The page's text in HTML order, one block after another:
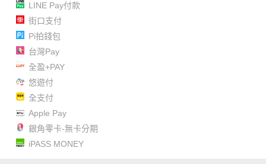
LINE Pay付款
街口支付
Pi拍錢包
台灣Pay
全盈+PAY
悠遊付
全支付
Apple Pay
銀角零卡-無卡分期
iPASS MONEY